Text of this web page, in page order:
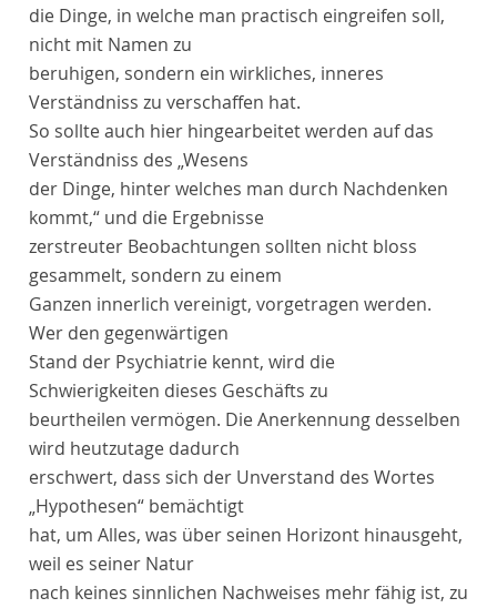
die Dinge, in welche man practisch eingreifen soll,
nicht mit Namen zu
beruhigen, sondern ein wirkliches, inneres
Verständniss zu verschaffen hat.
So sollte auch hier hingearbeitet werden auf das
Verständniss des „Wesens
der Dinge, hinter welches man durch Nachdenken
kommt,“ und die Ergebnisse
zerstreuter Beobachtungen sollten nicht bloss
gesammelt, sondern zu einem
Ganzen innerlich vereinigt, vorgetragen werden.
Wer den gegenwärtigen
Stand der Psychiatrie kennt, wird die
Schwierigkeiten dieses Geschäfts zu
beurtheilen vermögen. Die Anerkennung desselben
wird heutzutage dadurch
erschwert, dass sich der Unverstand des Wortes
„Hypothesen“ bemächtigt
hat, um Alles, was über seinen Horizont hinausgeht,
weil es seiner Natur
nach keines sinnlichen Nachweises mehr fähig ist, zu